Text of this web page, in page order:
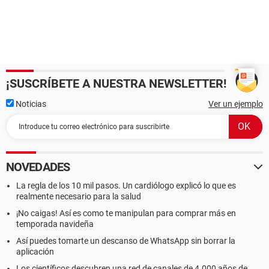
¡SUSCRÍBETE A NUESTRA NEWSLETTER!
Noticias Ver un ejemplo
NOVEDADES
La regla de los 10 mil pasos. Un cardiólogo explicó lo que es
realmente necesario para la salud
¡No caigas! Así es como te manipulan para comprar más en
temporada navideña
Así puedes tomarte un descanso de WhatsApp sin borrar la
aplicación